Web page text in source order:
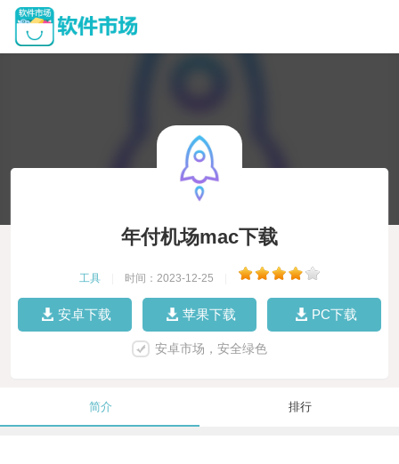
年付机场mac下载
工具 时间：2023-12-25
安卓下载 苹果下载 PC下载
安卓市场，安全绿色
简介 排行